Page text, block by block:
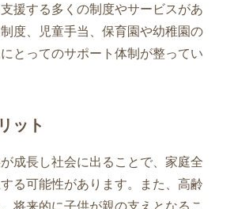
援する多くの制度やサービスがあ
度、児童手当、保育園や幼稚園の
とってのサポート体制が整ってい
ット
成長し社会に出ることで、家庭全
る可能性があります。また、高齢
将来的に子供が親の支えとなるこ